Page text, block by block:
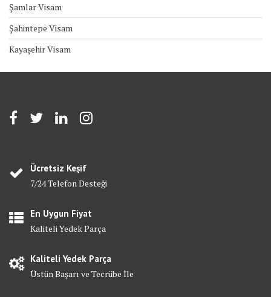
Şamlar Visam
Şahintepe Visam
Kayaşehir Visam
Ücretsiz Keşif
7/24 Telefon Desteği
En Uygun Fiyat
Kaliteli Yedek Parça
Kaliteli Yedek Parça
Üstün Başarı ve Tecrübe İle